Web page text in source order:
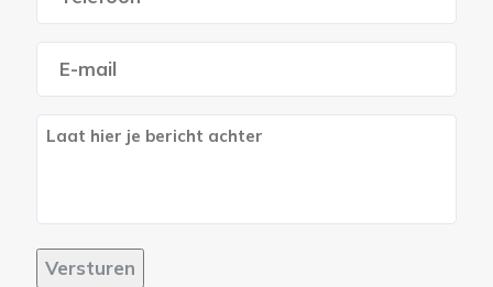
mailadres
Berich
Versturen